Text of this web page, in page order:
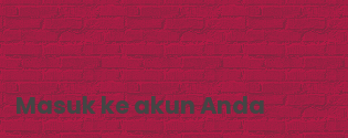
Masuk ke akun Anda